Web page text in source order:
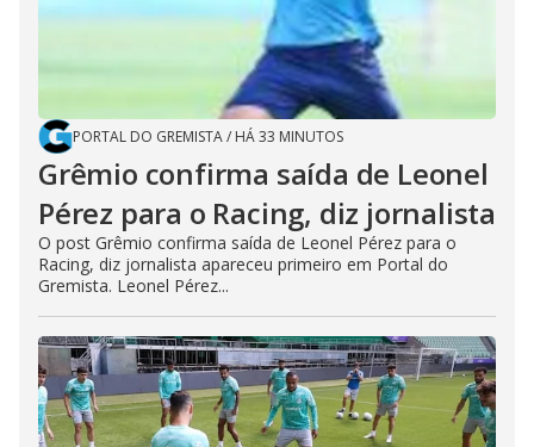
PORTAL DO GREMISTA/ HÁ 33 MINUTOS
Grêmio confirma saída de Leonel
Pérez para o Racing, diz jornalista
O post Grêmio confirma saída de Leonel Pérez para o
Racing, diz jornalista apareceu primeiro em Portal do
Gremista. Leonel Pérez...